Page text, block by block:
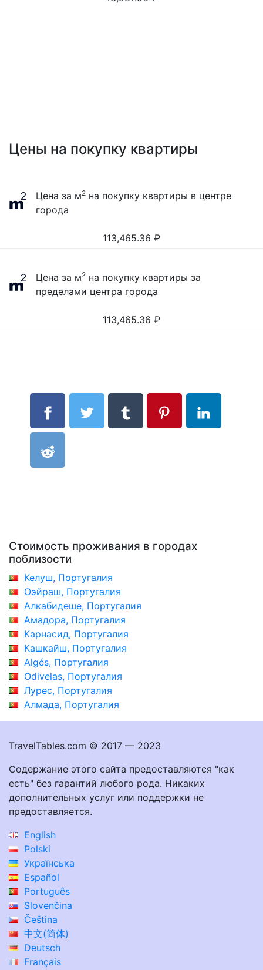
Цены на покупку квартиры
Цена за м2 на покупку квартиры в центре
города
113,465.36 ₽
Цена за м2 на покупку квартиры за
пределами центра города
113,465.36 ₽
Стоимость проживания в городах
поблизости
Келуш, Португалия
Оэйраш, Португалия
Алкабидеше, Португалия
Амадора, Португалия
Карнасид, Португалия
Кашкайш, Португалия
Algés, Португалия
Odivelas, Португалия
Лурес, Португалия
Алмада, Португалия
TravelTables.com © 2017 — 2023
Содержание этого сайта предоставляются "как
есть" без гарантий любого рода. Никаких
дополнительных услуг или поддержки не
предоставляется.
English
Polski
Українська
Español
Português
Slovenčina
Čeština
中文(简体)
Deutsch
Français